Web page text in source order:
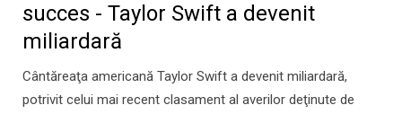
succes - Taylor Swift a devenit
miliardară
Cântăreaţa americană Taylor Swift a devenit miliardară,
potrivit celui mai recent clasament al averilor deţinute de